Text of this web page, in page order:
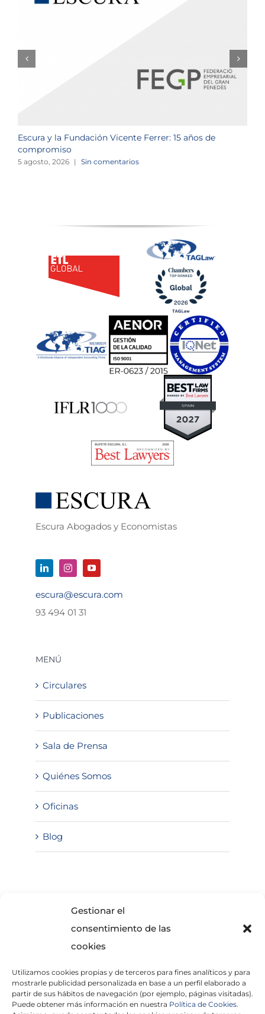
Gestionar el
consentimiento de las
cookies
Utilizamos cookies propias y de terceros para fines analíticos y para
mostrarle publicidad personalizada en base a un perfil elaborado a
partir de sus hábitos de navegación (por ejemplo, páginas visitadas).
Puede obtener más información en nuestra Política de Cookies.
Escura y la Fundación Vicente Ferrer: 15 años de
compromiso
5 agosto, 2026 | Sin comentarios
Escura Abogados y Economistas
escura@escura.com
93 494 01 31
MENÚ
Circulares
Publicaciones
Sala de Prensa
Quiénes Somos
Oficinas
Blog